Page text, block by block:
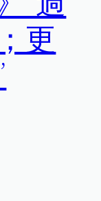
更